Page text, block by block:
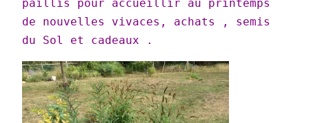
paillis pour accueillir au printemps
de nouvelles vivaces, achats , semis
du Sol et cadeaux .